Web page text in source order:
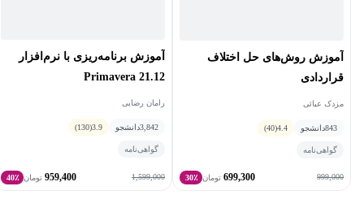
آموزش روش‌های حل اختلاف
قراردادی
مزدک عبائی
843دانشجو 4.4
(40)
گواهی‌نامه
999,000
699,300 تومان 30٪
آموزش برنامه‌ریزی با نرم‌افزار
21.12 Primavera
رامان رضایی
3,842دانشجو 3.9
(130)
گواهی‌نامه
1,599,000
959,400 تومان 40٪